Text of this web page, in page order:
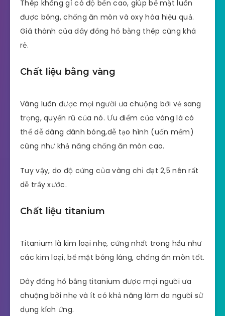
Thép không gỉ có độ bền cao, giúp bề mặt luôn
được bóng, chống ăn mòn và oxy hóa hiệu quả.
Giá thành của dây đồng hồ bằng thép cũng khá
rẻ.
Chất liệu bằng vàng
Vàng luôn được mọi người ưa chuộng bởi vẻ sang
trọng, quyến rũ của nó. Ưu điểm của vàng là có
thể dễ dàng đánh bóng,dễ tạo hình (uốn mềm)
cũng như khả năng chống ăn mòn cao.
Tuy vậy, do độ cứng của vàng chỉ đạt 2,5 nên rất
dễ trầy xước.
Chất liệu titanium
Titanium là kim loại nhẹ, cứng nhất trong hầu như
các kim loại, bề mặt bóng láng, chống ăn mòn tốt.
Dây đồng hồ bằng titanium được mọi người ưa
chuộng bởi nhẹ và ít có khả năng làm da người sử
dụng kích ứng.